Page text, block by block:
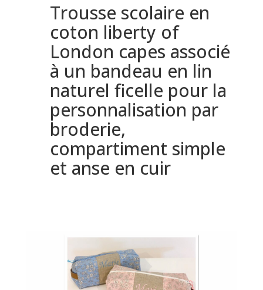
Trousse scolaire en
coton liberty of
London capes associé
à un bandeau en lin
naturel ficelle pour la
personnalisation par
broderie,
compartiment simple
et anse en cuir